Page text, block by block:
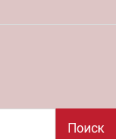
Поиск